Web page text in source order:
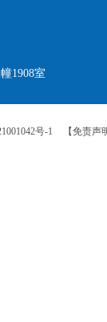
1908室
号-1 【免责声